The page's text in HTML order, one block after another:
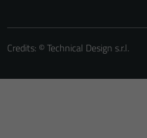
Credits: ©Technical Design s.r.l.